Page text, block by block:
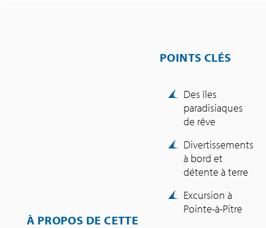
À PROPOS DE CETTE
POINTS CLÉS
Des îles
paradisiaques
de rêve
Divertissements
à bord et
détente à terre
Excursion à
Pointe-à-Pitre